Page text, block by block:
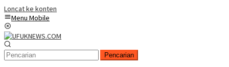
Loncat ke konten
Menu Mobile
Pencarian